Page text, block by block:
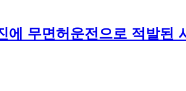
무면허운전으로 적발된